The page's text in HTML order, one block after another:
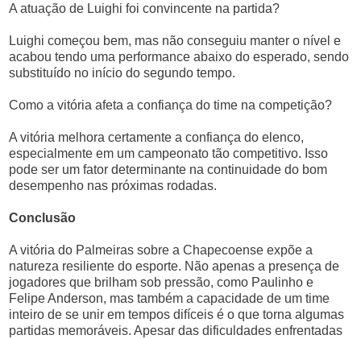
A atuação de Luighi foi convincente na partida?
Luighi começou bem, mas não conseguiu manter o nível e
acabou tendo uma performance abaixo do esperado, sendo
substituído no início do segundo tempo.
Como a vitória afeta a confiança do time na competição?
A vitória melhora certamente a confiança do elenco,
especialmente em um campeonato tão competitivo. Isso
pode ser um fator determinante na continuidade do bom
desempenho nas próximas rodadas.
Conclusão
A vitória do Palmeiras sobre a Chapecoense expõe a
natureza resiliente do esporte. Não apenas a presença de
jogadores que brilham sob pressão, como Paulinho e
Felipe Anderson, mas também a capacidade de um time
inteiro de se unir em tempos difíceis é o que torna algumas
partidas memoráveis. Apesar das dificuldades enfrentadas